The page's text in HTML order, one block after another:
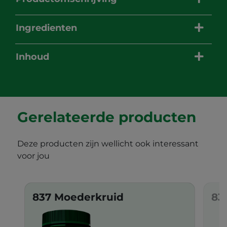
Ingredienten
Inhoud
Gerelateerde producten
Deze producten zijn wellicht ook interessant
voor jou
837 Moederkruid